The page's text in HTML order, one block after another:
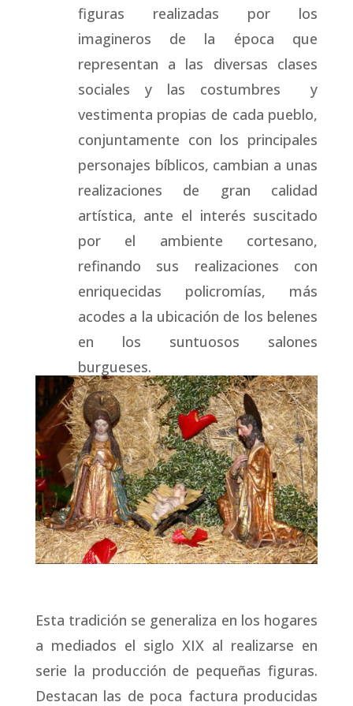
figuras realizadas por los
imagineros de la época que
representan a las diversas clases
sociales y las costumbres y
vestimenta propias de cada pueblo,
conjuntamente con los principales
personajes bíblicos, cambian a unas
realizaciones de gran calidad
artística, ante el interés suscitado
por el ambiente cortesano,
refinando sus realizaciones con
enriquecidas policromías, más
acodes a la ubicación de los belenes
en los suntuosos salones
burgueses.
Esta tradición se generaliza en los hogares
a mediados el siglo XIX al realizarse en
serie la producción de pequeñas figuras.
Destacan las de poca factura producidas